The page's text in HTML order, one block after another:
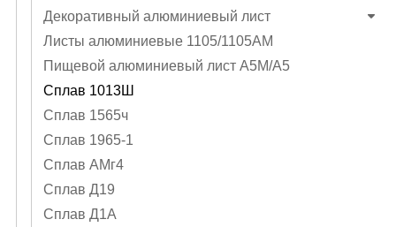
Декоративный алюминиевый лист
Листы алюминиевые 1105/1105АМ
Пищевой алюминиевый лист А5М/А5
Сплав 1013Ш
Сплав 1565ч
Сплав 1965-1
Сплав АМг4
Сплав Д19
Сплав Д1А